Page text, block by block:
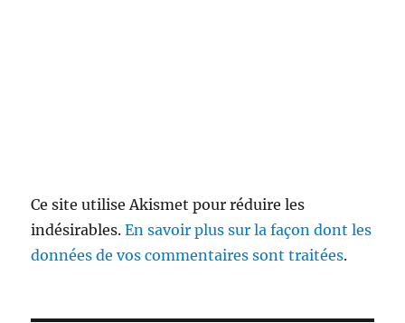
Ce site utilise Akismet pour réduire les
indésirables.En savoir plus sur la façon dont les
données de vos commentaires sont traitées.